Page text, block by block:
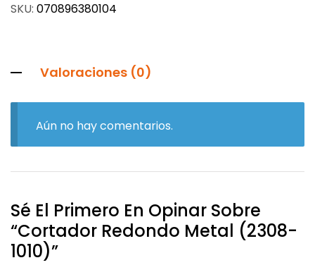
SKU: 070896380104
Valoraciones (0)
Aún no hay comentarios.
Sé El Primero En Opinar Sobre
“Cortador Redondo Metal (2308-
1010)”